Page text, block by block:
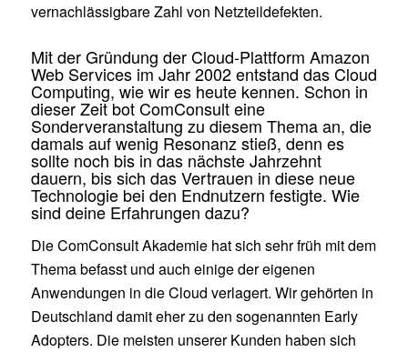
vernachlässigbare Zahl von Netzteildefekten.
Mit der Gründung der Cloud-Plattform Amazon
Web Services im Jahr 2002 entstand das Cloud
Computing, wie wir es heute kennen. Schon in
dieser Zeit bot ComConsult eine
Sonderveranstaltung zu diesem Thema an, die
damals auf wenig Resonanz stieß, denn es
sollte noch bis in das nächste Jahrzehnt
dauern, bis sich das Vertrauen in diese neue
Technologie bei den Endnutzern festigte. Wie
sind deine Erfahrungen dazu?
Die ComConsult Akademie hat sich sehr früh mit dem
Thema befasst und auch einige der eigenen
Anwendungen in die Cloud verlagert. Wir gehörten in
Deutschland damit eher zu den sogenannten Early
Adopters. Die meisten unserer Kunden haben sich